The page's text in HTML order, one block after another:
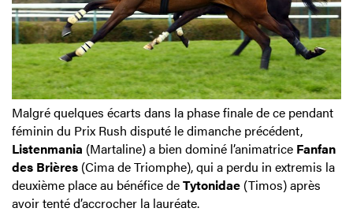
Malgré quelques écarts dans la phase finale de ce pendant
féminin du Prix Rush disputé le dimanche précédent,
Listenmania (Martaline) a bien dominé l’animatrice Fanfan
des Brières (Cima de Triomphe), qui a perdu in extremis la
deuxième place au bénéfice deTytonidae (Timos) après
avoir tenté d’accrocher la lauréate.